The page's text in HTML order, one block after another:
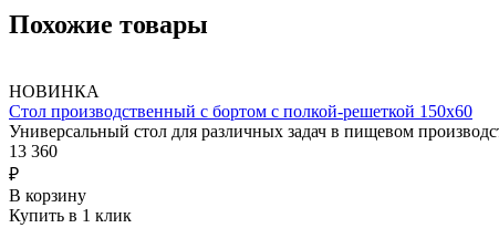
Похожие товары
НОВИНКА
Стол производственный с бортом с полкой-решеткой 150х60
Универсальный стол для различных задач в пищевом
13 360
₽
В корзину
Купить в 1 клик